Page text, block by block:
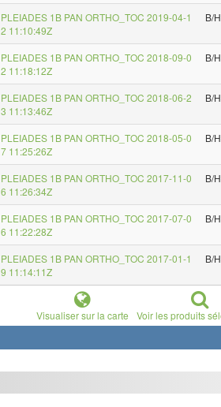
PLEIADES 1B PAN ORTHO_TOC 2019-04-1
2 11:10:49Z
B/
PLEIADES 1B PAN ORTHO_TOC 2018-09-0
2 11:18:12Z
B/
PLEIADES 1B PAN ORTHO_TOC 2018-06-2
3 11:13:46Z
B/
PLEIADES 1B PAN ORTHO_TOC 2018-05-0
7 11:25:26Z
B/
PLEIADES 1B PAN ORTHO_TOC 2017-11-0
6 11:26:34Z
B/
PLEIADES 1B PAN ORTHO_TOC 2017-07-0
6 11:22:28Z
B/
PLEIADES 1B PAN ORTHO_TOC 2017-01-1
9 11:14:11Z
B/
Visualiser sur la carte Voir les produits